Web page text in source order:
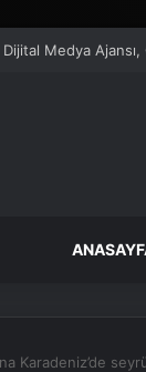
? Uetds.com İle
Karadeniz’de